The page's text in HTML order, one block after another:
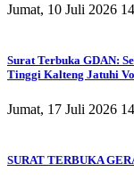
Jumat, 10 Juli 2026
Surat Terbuka GDAN:
Tinggi Kalteng Jatuhi
Jumat, 17 Juli 2026
SURAT TERBUKA